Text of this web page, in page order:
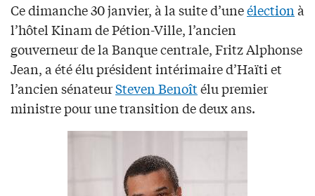
Ce dimanche 30 janvier, à la suite d’uneélectionà
l’hôtel Kinam de Pétion-Ville, l’ancien
gouverneur de la Banque centrale, Fritz Alphonse
Jean, a été élu président intérimaire d’Haïti et
l’ancien sénateurSteven Benoîtélu premier
ministre pour une transition de deux ans.